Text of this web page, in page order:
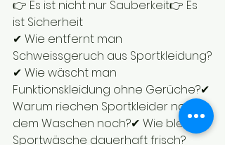
👉 Es ist nicht nur Sauberkeit👉 Es
ist Sicherheit
✔ Wie entfernt man
Schweissgeruch aus Sportkleidung?
✔ Wie wäscht man
Funktionskleidung ohne Gerüche?✔
Warum riechen Sportkleider nach
dem Waschen noch?✔ Wie bleibt
Sportwäsche dauerhaft frisch?